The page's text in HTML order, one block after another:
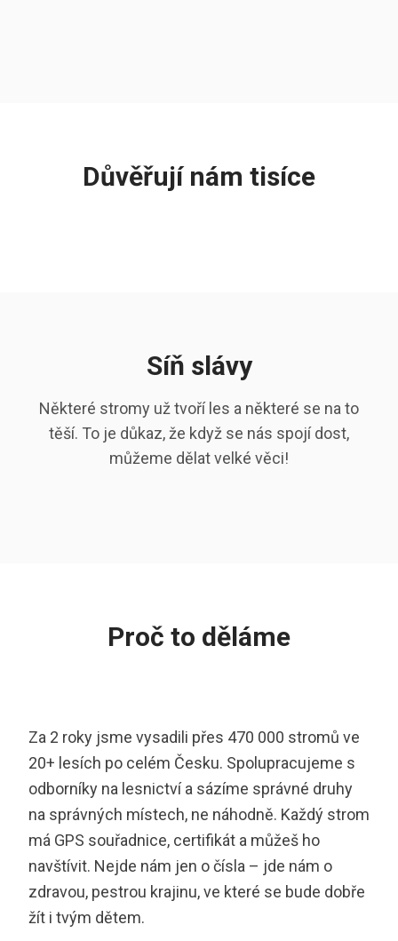
Důvěřují nám tisíce
Síň slávy
Některé stromy už tvoří les a některé se na to
těší. To je důkaz, že když se nás spojí dost,
můžeme dělat velké věci!
Proč to děláme
Za 2 roky jsme vysadili přes 470 000 stromů ve
20+ lesích po celém Česku. Spolupracujeme s
odborníky na lesnictví a sázíme správné druhy
na správných místech, ne náhodně. Každý strom
má GPS souřadnice, certifikát a můžeš ho
navštívit. Nejde nám jen o čísla – jde nám o
zdravou, pestrou krajinu, ve které se bude dobře
žít i tvým dětem.